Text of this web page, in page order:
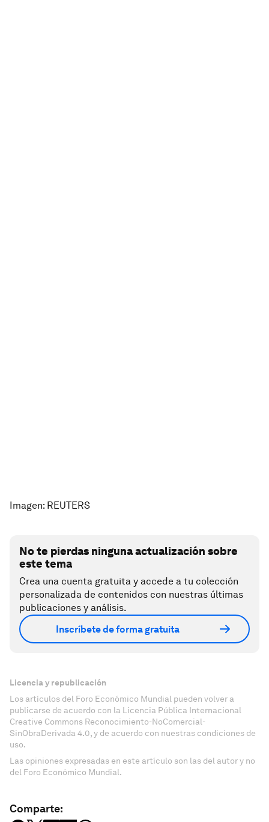
Imagen: REUTERS
No te pierdas ninguna actualización sobre
este tema
Crea una cuenta gratuita y accede a tu colección
personalizada de contenidos con nuestras últimas
publicaciones y análisis.
Inscríbete de forma gratuita
Licencia y republicación
Los artículos del Foro Económico Mundial pueden volver a
publicarse de acuerdo con la Licencia Pública Internacional
Creative Commons Reconocimiento-NoComercial-
SinObraDerivada 4.0, y de acuerdo con nuestras condiciones de
uso.
Las opiniones expresadas en este artículo son las del autor y no
del Foro Económico Mundial.
Comparte: